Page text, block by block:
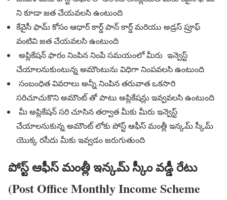
ని కూడా జత చేయవలసి ఉంటుంది
కేవైసీ ఫామ్ కోసం ఆధార్ కార్డ్ పాన్ కార్డ్ మరియు అడ్రస్ ప్రూఫ్
వంటివి జత చేయవలసి ఉంటుంది
అప్లికేషన్ ఫారం నింపిన నింపే సమయంలో మీరు ఇన్వెస్ట్
చేయాలనుకుంటున్న అమౌంటును విధిగా నింపవలసి ఉంటుంది
సంబంధిత వివరాలు అన్నీ నింపిన తరువాత ఒకసారి
సరిచూచుకొని అమౌంట్ తో పాటు అప్లికేషన్లు ఇవ్వవలసి ఉంటుంది
మీ అప్లికేషన్ సరి చూసిన తర్వాత మీకు మీరు ఇన్వెస్ట్
చేయాలనుకున్న అమౌంట్ లోకు పోస్ట్ ఆఫీస్ మంత్లీ ఇన్కమ్ స్కీమ్
యొక్క రసీదు మీకు ఇవ్వడం జరుగుతుంది
పోస్ట్ ఆఫీస్ మంత్లీ ఇన్కమ్ స్కీం వడ్డీ రేటు
(Post Office Monthly Income Scheme